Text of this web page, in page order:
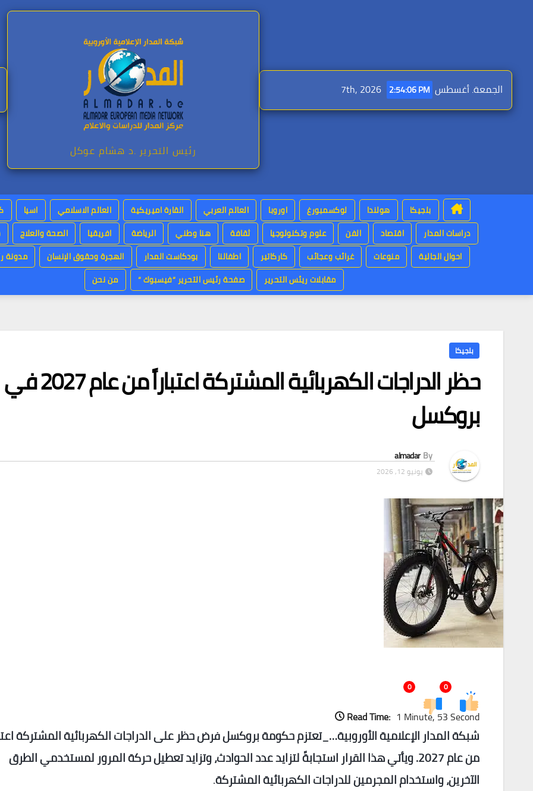
الجمعة. أغسطس 7th, 2026 2:54:07 PM
رئيس التحرير .د هشام عوكل
بلجيكا هولندا لوكسمبورغ اوروبا العالم العربي القارة اميريكية العالم الاسلامي اسيا
دراسات المدار
اقتصاد الفن علوم وتكنولوجيا ثقافة هنا وطني الرياضة افريقيا الصحة والعلاج
احوال الجالية
منوعات غرائب وعجائب كاركاتير اطفالنا بودكاست المدار الهجرة وحقوق الإنسان
مدونة
مقابلات ريئس التحرير
صفحة رئيس التحرير “فيسبوك “ من نحن
بلجيكا
حظر الدراجات الكهربائية المشتركة اعتباراً من عام 2027 في
بروكسل
By
almadar
يونيو 12, 2026
0
0
Read Time: 1 Minute, 53 Second
شبكة المدار الإعلامية الأوروبية…_تعتزم حكومة بروكسل فرض حظر على الدراجات الكهربائية المشتركة
من عام 2027. ويأتي هذا القرار استجابةً لتزايد عدد الحوادث، وتزايد تعطيل حركة المرور لمستخدمي الطرق
الآخرين، واستخدام المجرمين للدراجات الكهربائية المشتركة.